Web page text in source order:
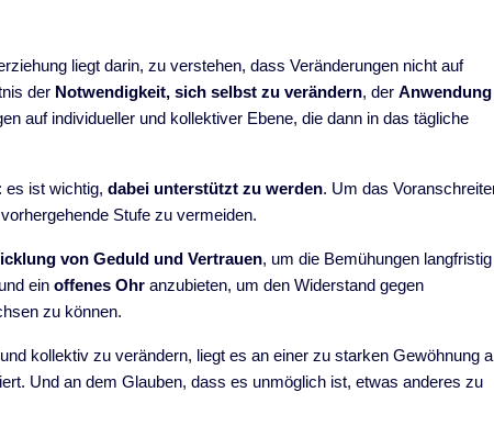
liegt darin, zu verstehen, dass Veränderungen nicht auf
der Notwendigkeit, sich selbst zu verändern, derAnwendung
auf individueller und kollektiver Ebene, die dann in das tägliche
es ist wichtig,dabei unterstützt zu werden. Um das
Stufe zu vermeiden.
von Geduld und Vertrauen, um die Bemühungen langfristig
einoffenes Ohranzubieten, um den Widerstand gegen
zu können.
kollektiv zu verändern, liegt es an einer zu starken Gewöhnung
Und an dem Glauben, dass es unmöglich ist, etwas anderes zu